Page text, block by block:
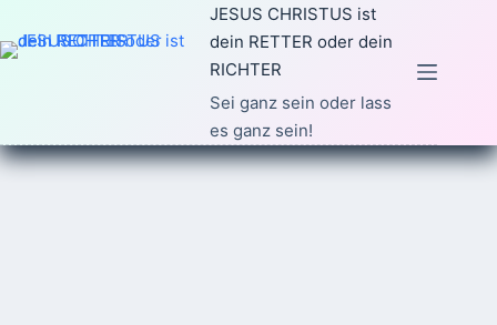
Inhalt
JESUS CHRISTUS ist
dein RETTER oder dein
RICHTER
Sei ganz sein oder lass
es ganz sein!